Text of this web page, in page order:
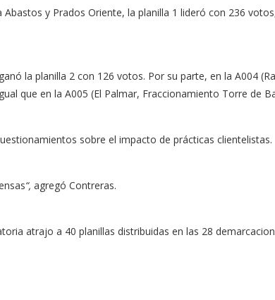
y Prados Oriente, la planilla 1 lideró con 236
la planilla 2 con 126 votos. Por su parte, en la A004
que en la A005 (El Palmar, Fraccionamiento Torre de
sobre el impacto de prácticas clientelistas.
“, agregó Contreras.
atrajo a 40 planillas distribuidas en las 28